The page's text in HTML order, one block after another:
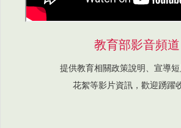
教育部影音頻道
提供教育相關政策說明、宣導
花絮等影片資訊，歡迎踴躍